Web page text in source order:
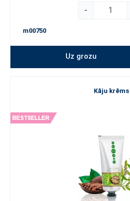
-
m00750
Uz grozu
Kāju krēms